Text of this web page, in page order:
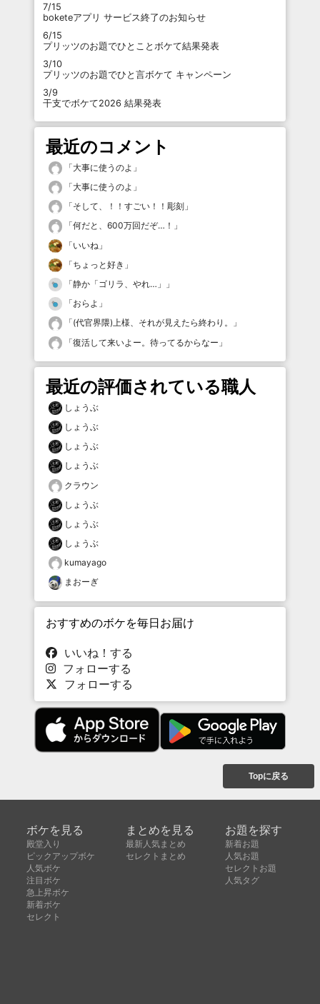
7/15
boketeアプリ サービス終了のお知らせ
6/15
プリッツのお題でひとことボケて結果発表
3/10
プリッツのお題でひと言ボケて キャンペーン
3/9
干支でボケて2026 結果発表
最近のコメント
「大事に使うのよ 」
「大事に使うのよ 」
「そして、！！すごい！！彫刻 」
「何だと、600万回だぞ…！ 」
「いいね 」
「ちょっと好き 」
「静か「ゴリラ、やれ…」
」
「おらよ 」
「(代官界隈)上様、それが見えたら終わり。
」
「復活して来いよー。待ってるからなー 」
最近の評価されている職人
しょうぶ
しょうぶ
しょうぶ
しょうぶ
クラウン
しょうぶ
しょうぶ
しょうぶ
kumayago
まおーぎ
おすすめのボケを毎日お届け
いいね！する
フォローする
フォローする
Topに戻る
ボケを見る
殿堂入り
ピックアップボケ
人気ボケ
注目ボケ
急上昇ボケ
新着ボケ
セレクト
まとめを見る
最新人気まとめ
セレクトまとめ
お題を探す
新着お題
人気お題
セレクトお題
人気タグ